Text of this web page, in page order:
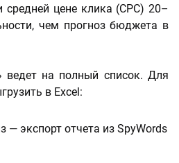
цене клика (CPC) 20–
чем прогноз бюджета в
ведет на полный список. Для
в Excel: